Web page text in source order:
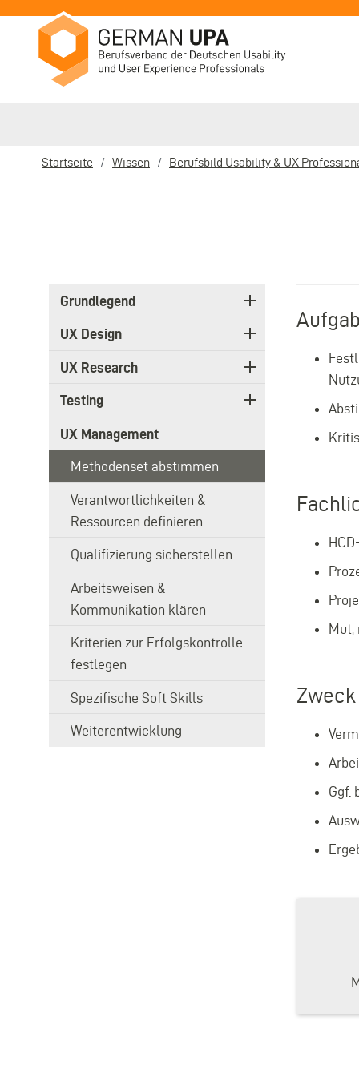
Startseite Wissen Berufsbild Usability & UX
Main
Grundlegend
UX Design
UX Research
Testing
UX Management
Methodenset abstimmen
Verantwortlichkeiten &
Ressourcen definieren
Qualifizierung sicherstellen
Arbeitsweisen &
Kommunikation klären
Kriterien zur Erfolgskontrolle
festlegen
Spezifische Soft Skills
Weiterentwicklung
Mut,
Ggf.